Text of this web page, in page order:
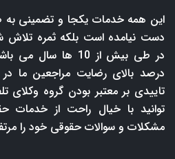
این همه خدمات یکجا و تضمینی
دست نیامده است بلکه ثمره تلاش
در طی بیش از 10 ها
درصد بالای رضایت مراجعین ما
تاییدی بر معتبر بودن گروه وکلای
توانید با خیال راحت از خدمات
مشکلات و سوالات حقوقی خود را